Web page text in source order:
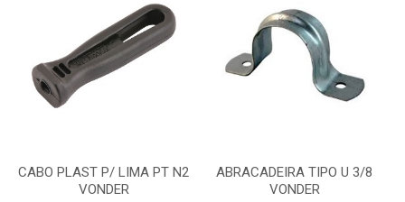
CABO PLAST P/ LIMA PT N2
VONDER
ABRACADEIRA TIPO U 3/8
VONDER